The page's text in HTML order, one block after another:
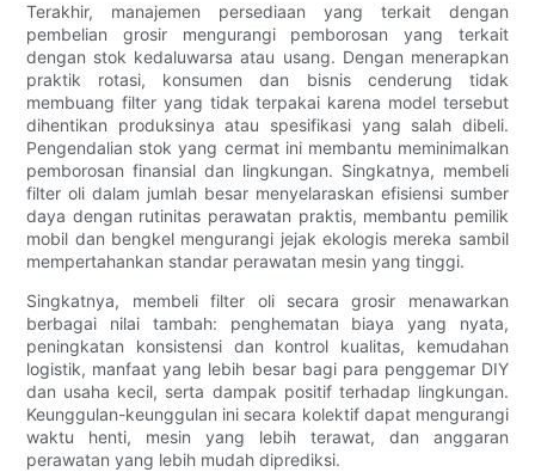
Terakhir, manajemen persediaan yang terkait dengan
pembelian grosir mengurangi pemborosan yang terkait
dengan stok kedaluwarsa atau usang. Dengan menerapkan
praktik rotasi, konsumen dan bisnis cenderung tidak
membuang filter yang tidak terpakai karena model tersebut
dihentikan produksinya atau spesifikasi yang salah dibeli.
Pengendalian stok yang cermat ini membantu meminimalkan
pemborosan finansial dan lingkungan. Singkatnya, membeli
filter oli dalam jumlah besar menyelaraskan efisiensi sumber
daya dengan rutinitas perawatan praktis, membantu pemilik
mobil dan bengkel mengurangi jejak ekologis mereka sambil
mempertahankan standar perawatan mesin yang tinggi.
Singkatnya, membeli filter oli secara grosir menawarkan
berbagai nilai tambah: penghematan biaya yang nyata,
peningkatan konsistensi dan kontrol kualitas, kemudahan
logistik, manfaat yang lebih besar bagi para penggemar DIY
dan usaha kecil, serta dampak positif terhadap lingkungan.
Keunggulan-keunggulan ini secara kolektif dapat mengurangi
waktu henti, mesin yang lebih terawat, dan anggaran
perawatan yang lebih mudah diprediksi.